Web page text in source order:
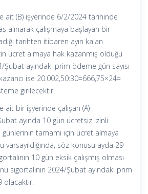
ait (B) işyerinde 6/2/2024 tarihinde
alınarak çalışmaya başlayan bir
tarihten itibaren ayın kalan
ücret almaya hak kazanmış olduğu
Şubat ayındaki prim ödeme gün sayısı
ise 20.002,50:30=666,75×24=
girilecektir.
ait bir işyerinde çalışan (A)
ayında 10 gün ücretsiz izinli
günlerinin tamamı için ücret almaya
varsayıldığında, söz konusu ayda 29
10 gün eksik çalışmış olması
sigortalının 2024/Şubat ayındaki prim
olacaktır.